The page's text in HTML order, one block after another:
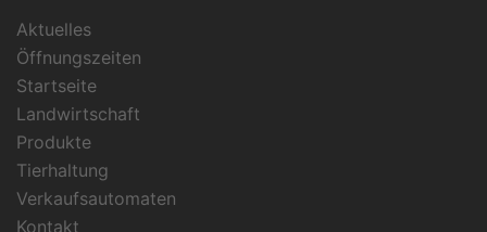
Aktuelles
Öffnungszeiten
Startseite
Landwirtschaft
Produkte
Tierhaltung
Verkaufsautomaten
Kontakt